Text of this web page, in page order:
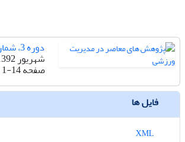
دوره 3، شماره 5 - شماره پیاپی 5
شهریور 1392
صفحه1-14
فایل ها